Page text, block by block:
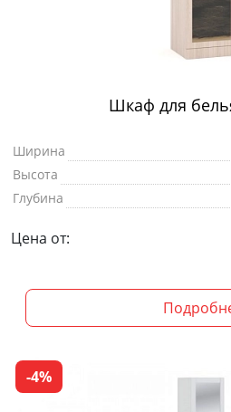
Шкаф для
Ширина
Высота
Глубина
Цена от:
-4%